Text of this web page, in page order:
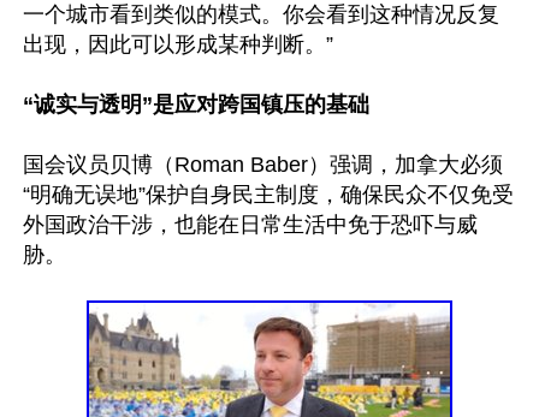
一个城市看到类似的模式。你会看到这种情况反复
出现，因此可以形成某种判断。”
“诚实与透明”是应对跨国镇压的基础
国会议员贝博（Roman Baber）强调，加拿大必须
“明确无误地”保护自身民主制度，确保民众不仅免受
外国政治干涉，也能在日常生活中免于恐吓与威
胁。